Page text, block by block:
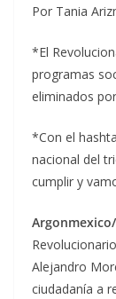
Por Tania
*El
programas
eliminados
*Con el
nacional del
cumplir y
Argonmexico/
Alejandro
ciudadanía a